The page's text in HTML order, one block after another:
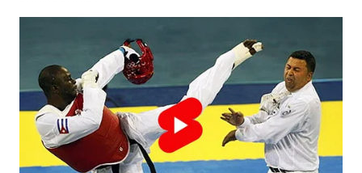
KALTENG
WN
KALTARA
WN
KALSEL